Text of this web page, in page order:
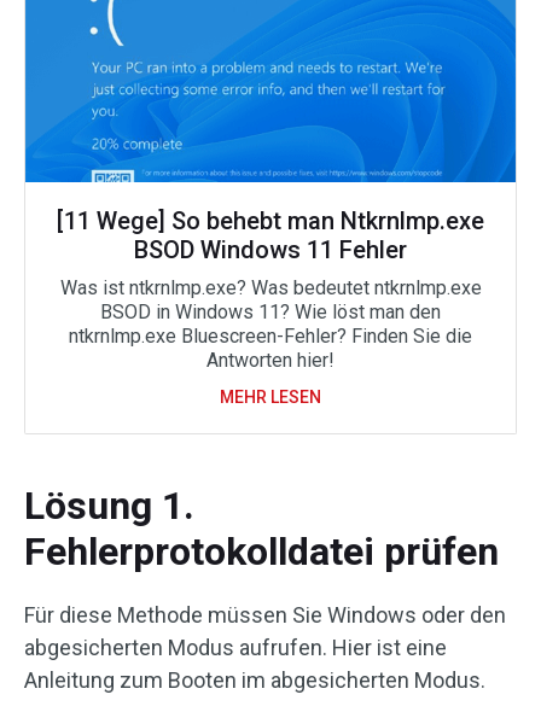
[11 Wege] So behebt man Ntkrnlmp.exe
BSOD Windows 11 Fehler
Was ist ntkrnlmp.exe? Was bedeutet ntkrnlmp.exe
BSOD in Windows 11? Wie löst man den
ntkrnlmp.exe Bluescreen-Fehler? Finden Sie die
Antworten hier!
MEHR LESEN
Lösung 1.
Fehlerprotokolldatei prüfen
Für diese Methode müssen Sie Windows oder den
abgesicherten Modus aufrufen. Hier ist eine
Anleitung zum Booten im abgesicherten Modus.